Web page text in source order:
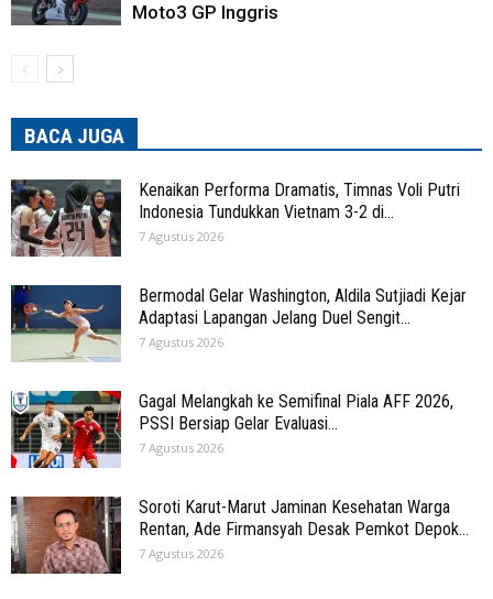
Moto3 GP Inggris
BACA JUGA
Kenaikan Performa Dramatis, Timnas Voli Putri
Indonesia Tundukkan Vietnam 3-2 di...
7 Agustus 2026
Bermodal Gelar Washington, Aldila Sutjiadi Kejar
Adaptasi Lapangan Jelang Duel Sengit...
7 Agustus 2026
Gagal Melangkah ke Semifinal Piala AFF 2026,
PSSI Bersiap Gelar Evaluasi...
7 Agustus 2026
Soroti Karut-Marut Jaminan Kesehatan Warga
Rentan, Ade Firmansyah Desak Pemkot Depok...
7 Agustus 2026